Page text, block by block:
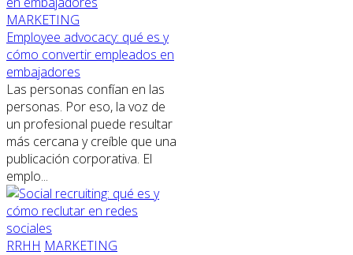
MARKETING
Employee advocacy: qué es y
cómo convertir empleados en
embajadores
Las personas confían en las
personas. Por eso, la voz de
un profesional puede resultar
más cercana y creíble que una
publicación corporativa. El
emplo...
RRHH MARKETING